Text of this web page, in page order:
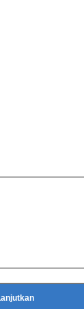
lubang